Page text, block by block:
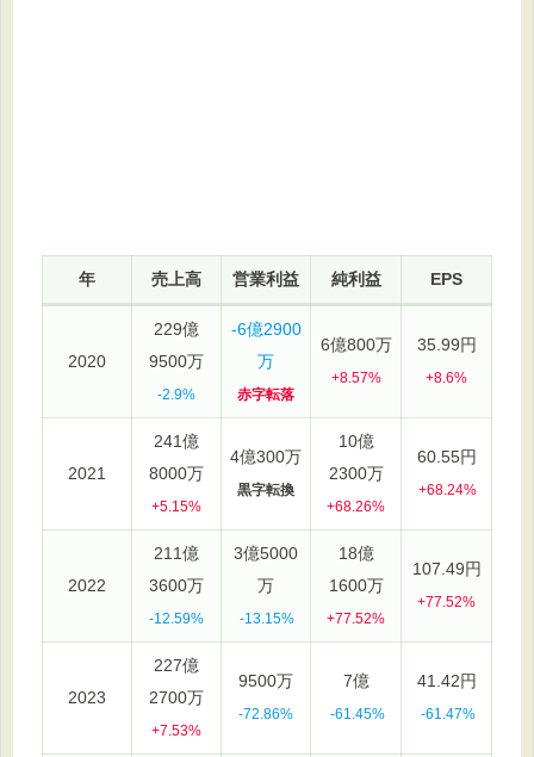
年 売上高 営業利益 純利益 EPS
2020
229億
9500万
-2.9%
-6億2900
万
赤字転落
6億800万
+8.57%
35.99円
+8.6%
2021
241億
8000万
+5.15%
4億300万
黒字転換
10億
2300万
+68.26%
60.55円
+68.24%
2022
211億
3600万
-12.59%
3億5000
万
-13.15%
18億
1600万
+77.52%
107.49円
+77.52%
2023
227億
2700万
+7.53%
9500万
-72.86%
7億
-61.45%
41.42円
-61.47%